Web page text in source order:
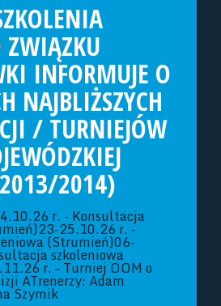
ZWIĄZKU
INFORMUJE O
NAJBLIŻSZYCH
/ TURNIEJÓW
2014)
r. - Konsultacja
25.10.26 r. -
(Strumień)06-
szkoleniowa
r. – Turniej OOM o
ATrenerzy: Adam
Szymik